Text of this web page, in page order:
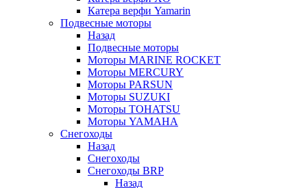
Катера верфи Yamarin
Подвесные моторы
Назад
Подвесные моторы
Моторы MARINE ROCKET
Моторы MERCURY
Моторы PARSUN
Моторы SUZUKI
Моторы TOHATSU
Моторы YAMAHA
Снегоходы
Назад
Снегоходы
Снегоходы BRP
Назад